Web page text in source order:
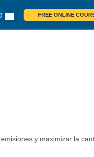
FREE ONLINE
y maximizar la